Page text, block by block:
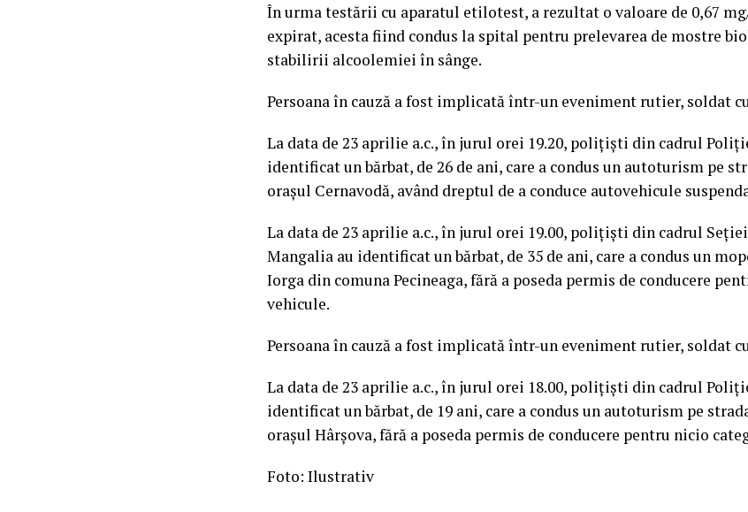
În urma testării cu aparatul etilotest, a rezultat o valoare de 0,67
expirat, acesta fiind condus la spital pentru prelevarea de mostre
stabilirii alcoolemiei în sânge.
Persoana în cauză a fost implicată într-un eveniment rutier, soldat
La data de 23 aprilie a.c., în jurul orei 19.20, polițiști din cadrul
identificat un bărbat, de 26 de ani, care a condus un autoturism pe
orașul Cernavodă, având dreptul de a conduce autovehicule
La data de 23 aprilie a.c., în jurul orei 19.00, polițiști din cadrul
Mangalia au identificat un bărbat, de 35 de ani, care a condus un
Iorga din comuna Pecineaga, fără a poseda permis de conducere
vehicule.
Persoana în cauză a fost implicată într-un eveniment rutier, soldat
La data de 23 aprilie a.c., în jurul orei 18.00, polițiști din cadrul
identificat un bărbat, de 19 ani, care a condus un autoturism pe
orașul Hârșova, fără a poseda permis de conducere pentru nicio
Foto: Ilustrativ